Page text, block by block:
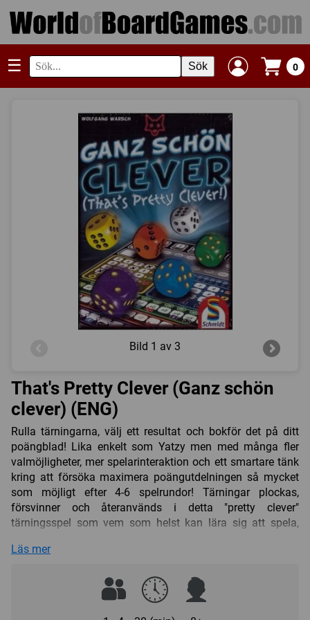
☰ Sök 0
Bild 1 av 3
That's Pretty Clever (Ganz schön
clever) (ENG)
Rulla tärningarna, välj ett resultat och bokför det på ditt
poängblad! Lika enkelt som Yatzy men med många fler
valmöjligheter, mer spelarinteraktion och ett smartare tänk
kring att försöka maximera poängutdelningen så mycket
som möjligt efter 4-6 spelrundor! Tärningar plockas,
försvinner och återanvänds i detta "pretty clever"
tärningsspel som vem som helst kan lära sig att spela,
lyckas vinna!
Spelarna får varsitt poängblad och en penna. En
Läs mer